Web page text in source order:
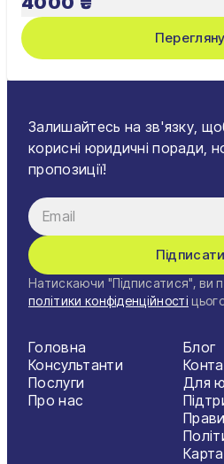
Залишайтесь на зв'язку,
корисні юридичні поради,
пропозиції!
Натискаючи "Підписатися", ви
політики конфіденційності
Головна
Консультанти
Послуги
Про нас
Блог
Для